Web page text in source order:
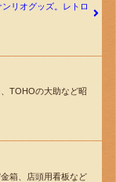
リオグッズ。レトロ
TOHOの大助など昭
箱、店頭用看板など